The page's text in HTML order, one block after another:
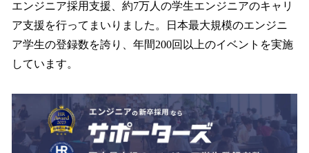
エンジニア採用支援、約7万人の学生エンジニアのキャリ
ア支援を行ってまいりました。日本最大規模のエンジニ
ア学生の登録数を誇り、年間200回以上のイベントを実施
しています。